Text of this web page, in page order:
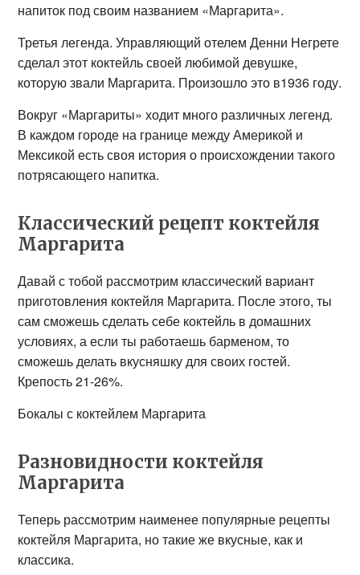
напиток под своим названием «Маргарита».
Третья легенда. Управляющий отелем Денни Негрете
сделал этот коктейль своей любимой девушке,
которую звали Маргарита. Произошло это в1936 году.
Вокруг «Маргариты» ходит много различных легенд.
В каждом городе на границе между Америкой и
Мексикой есть своя история о происхождении такого
потрясающего напитка.
Классический рецепт коктейля
Маргарита
Давай с тобой рассмотрим классический вариант
приготовления коктейля Маргарита. После этого, ты
сам сможешь сделать себе коктейль в домашних
условиях, а если ты работаешь барменом, то
сможешь делать вкусняшку для своих гостей.
Крепость 21-26%.
Бокалы с коктейлем Маргарита
Разновидности коктейля
Маргарита
Теперь рассмотрим наименее популярные рецепты
коктейля Маргарита, но такие же вкусные, как и
классика.